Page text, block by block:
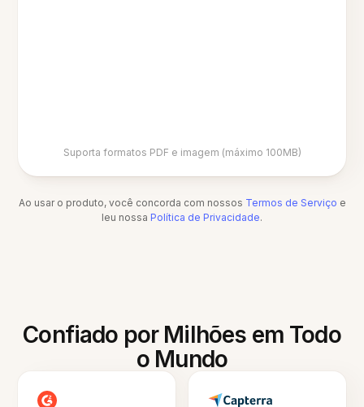
Suporta formatos PDF e imagem (máximo 100MB)
Ao usar o produto, você concorda com nossos Termos de Serviço e
leu nossa Política de Privacidade.
Confiado por Milhões em Todo
o Mundo